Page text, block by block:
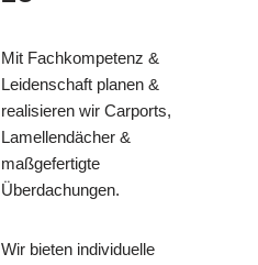
Mit Fachkompetenz &
Leidenschaft planen &
realisieren wir Carports,
Lamellendächer &
maßgefertigte
Überdachungen.
Wir bieten individuelle